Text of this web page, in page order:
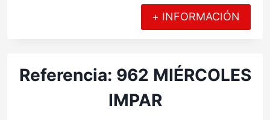
+ INFORMACIÓN
Referencia: 962 MIÉRCOLES
IMPAR